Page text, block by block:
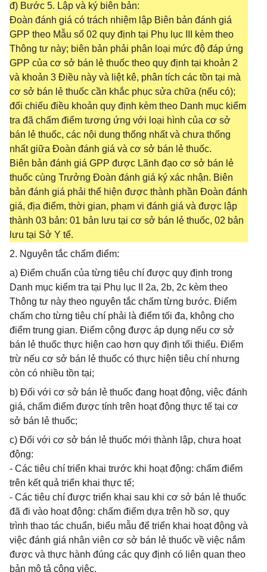
đ) Bước 5. Lập và ký biên bản:
Đoàn đánh giá có trách nhiệm lập Biên bản đánh giá
GPP theo Mẫu số 02 quy định tại Phụ lục III kèm theo
Thông tư này; biên bản phải phân loại mức độ đáp ứng
GPP của cơ sở bán lẻ thuốc theo quy định tại khoản 2
và khoản 3 Điều này và liệt kê, phân tích các tồn tại mà
cơ sở bán lẻ thuốc cần khắc phục sửa chữa (nếu có);
đối chiếu điều khoản quy định kèm theo Danh mục kiểm
tra đã chấm điểm tương ứng với loại hình của cơ sở
bán lẻ thuốc, các nội dung thống nhất và chưa thống
nhất giữa Đoàn đánh giá và cơ sở bán lẻ thuốc.
Biên bản đánh giá GPP được Lãnh đạo cơ sở bán lẻ
thuốc cùng Trưởng Đoàn đánh giá ký xác nhận. Biên
bản đánh giá phải thể hiện được thành phần Đoàn đánh
giá, địa điểm, thời gian, phạm vi đánh giá và được lập
thành 03 bản: 01 bản lưu tại cơ sở bán lẻ thuốc, 02 bản
lưu tại Sở Y tế.
2. Nguyên tắc chấm điểm:
a) Điểm chuẩn của từng tiêu chí được quy định trong
Danh mục kiểm tra tại Phụ lục II 2a, 2b, 2c kèm theo
Thông tư này theo nguyên tắc chấm từng bước. Điểm
chấm cho từng tiêu chí phải là điểm tối đa, không cho
điểm trung gian. Điểm cộng được áp dụng nếu cơ sở
bán lẻ thuốc thực hiện cao hơn quy định tối thiểu. Điểm
trừ nếu cơ sở bán lẻ thuốc có thực hiện tiêu chí nhưng
còn có nhiều tồn tại;
b) Đối với cơ sở bán lẻ thuốc đang hoạt động, việc đánh
giá, chấm điểm được tính trên hoạt động thực tế tại cơ
sở bán lẻ thuốc;
c) Đối với cơ sở bán lẻ thuốc mới thành lập, chưa hoạt
động:
- Các tiêu chí triển khai trước khi hoạt động: chấm điểm
trên kết quả triển khai thực tế;
- Các tiêu chí được triển khai sau khi cơ sở bán lẻ thuốc
đã đi vào hoạt động: chấm điểm dựa trên hồ sơ, quy
trình thao tác chuẩn, biểu mẫu để triển khai hoạt động và
việc đánh giá nhân viên cơ sở bán lẻ thuốc về việc nắm
được và thực hành đúng các quy định có liên quan theo
bản mô tả công việc.